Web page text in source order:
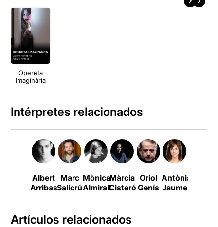
Opereta
Imaginària
Intérpretes relacionados
Albert
Arribas
Marc
Salicrú
Mònica
Almirall
Màrcia
Cisteró
Oriol
Genís
Antònia
Jaume
Griselda
Artículos relacionados